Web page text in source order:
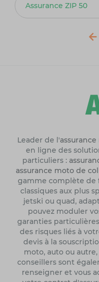
Assurance ZIP 50
Leader de l'
en ligne des
particuliers :
assurance moto de
gamme complète de
classiques aux plus
jetski ou quad,
pouvez moduler
garanties
des risques liés à
devis à la
moto, auto ou
conseillers sont
renseigner et vous